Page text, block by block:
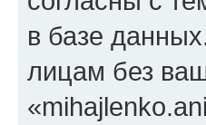
в базе
лицам без